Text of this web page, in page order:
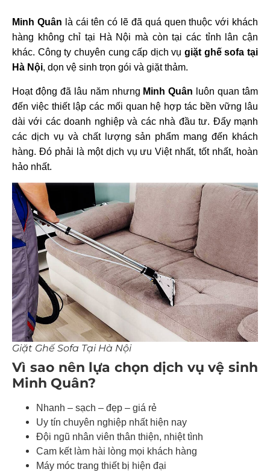
Minh Quân là cái tên có lẽ đã quá quen thuộc với khách
hàng không chỉ tại Hà Nội mà còn tại các tỉnh lân cận
khác. Công ty chuyên cung cấp dịch vụgiặt ghế sofa tại
Hà Nội, dọn vệ sinh trọn gói và giặt thảm.
Hoạt động đã lâu năm nhưng Minh Quân luôn quan tâm
đến việc thiết lập các mối quan hệ hợp tác bền vững lâu
dài với các doanh nghiệp và các nhà đầu tư. Đẩy mạnh
các dịch vụ và chất lượng sản phẩm mang đến khách
hàng. Đó phải là một dịch vụ ưu Việt nhất, tốt nhất, hoàn
hảo nhất.
Giặt Ghế Sofa Tại Hà Nội
Vì sao nên lựa chọn dịch vụ vệ sinh
Minh Quân?
Nhanh – sạch – đẹp – giá rẻ
Uy tín chuyên nghiệp nhất hiện nay
Đội ngũ nhân viên thân thiện, nhiệt tình
Cam kết làm hài lòng mọi khách hàng
Máy móc trang thiết bị hiện đại